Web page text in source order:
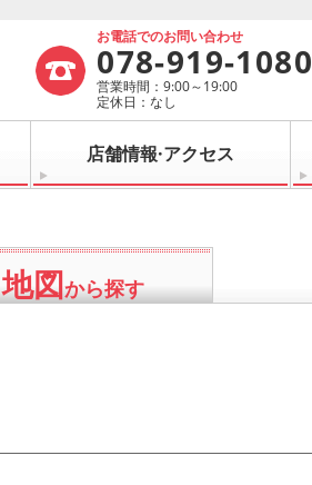
お電話でのお問い合わせ
078-919-1080
営業時間：9:00～19:00
定休日：なし
店舗情報·アクセス
地図から探す